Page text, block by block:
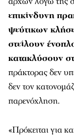
επικίνδυνη
ψεύτικων
στείλουν
κατακλύσουν
πράκτορας δεν
δεν τον
παρενόχληση.
«Πρόκειται για